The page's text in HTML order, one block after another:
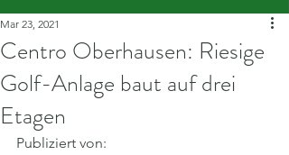
Centro Oberhausen: Riesige
Golf-Anlage baut auf drei
Etagen
Mar 23, 2021
Publiziert von: